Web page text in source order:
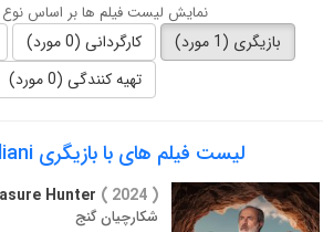
نمایش لیست فیلم ها بر اساس
بازیگری (1 مورد) کارگردانی (0 مورد)
تهیه کنندگی (0 مورد)
لیست فیلم های با بازیگری Sergio Galliani
Hunter ( 2024 )
شکارچیان گنج